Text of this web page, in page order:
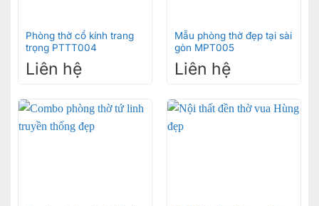
đồng
Phòng thờ cổ kính trang
trọng PTTT004
Liên hệ
Mẫu phòng thờ đẹp tại sài
gòn MPT005
Liên hệ